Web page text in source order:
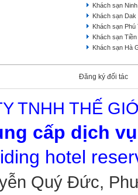
Khách sạn
Khách sạn Dak
Khách sạn Phú
Khách sạn
Khách sạn Hà
Đăng ký đối tác
TNHH THẾ
cấp dịch
hotel
Quý Đức,